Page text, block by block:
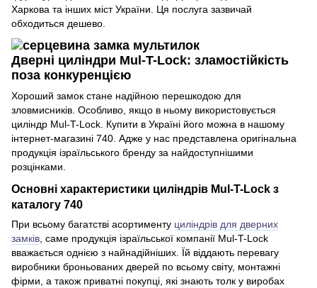
Харкова та інших міст України. Ця послуга зазвичай
обходиться дешево.
Дверні циліндри Mul-T-Lock: зламостійкість
поза конкуренцією
Хороший замок стане надійною перешкодою для
зловмисників. Особливо, якщо в ньому використовується
циліндр Mul-T-Lock. Купити в Україні його можна в нашому
інтернет-магазині 740. Адже у нас представлена оригінальна
продукція ізраїльського бренду за найдоступнішими
розцінками.
Основні характеристики циліндрів Mul-T-Lock з
каталогу 740
При всьому багатстві асортименту циліндрів для дверних
замків , саме продукція ізраїльської компанії Mul-T-Lock
вважається однією з найнадійніших. Їй віддають перевагу
виробники броньованих дверей по всьому світу, монтажні
фірми, а також приватні покупці, які знають толк у виробах